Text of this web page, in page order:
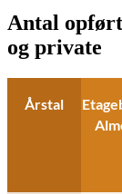
Antal
og private
Årstal